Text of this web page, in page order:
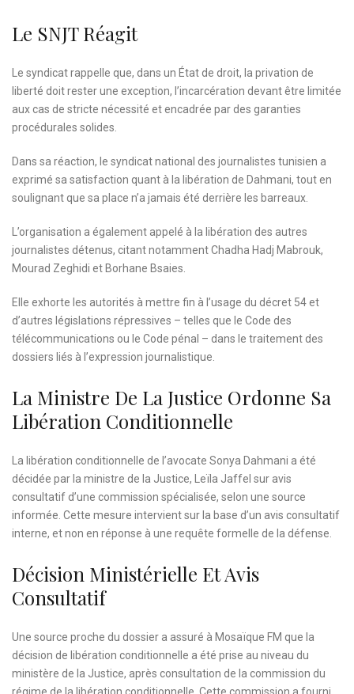
Le SNJT Réagit
Le syndicat rappelle que, dans un État de droit, la privation de
liberté doit rester une exception, l’incarcération devant être limitée
aux cas de stricte nécessité et encadrée par des garanties
procédurales solides.
Dans sa réaction, le syndicat national des journalistes tunisien a
exprimé sa satisfaction quant à la libération de Dahmani, tout en
soulignant que sa place n’a jamais été derrière les barreaux.
L’organisation a également appelé à la libération des autres
journalistes détenus, citant notamment Chadha Hadj Mabrouk,
Mourad Zeghidi et Borhane Bsaies.
Elle exhorte les autorités à mettre fin à l’usage du décret 54 et
d’autres législations répressives – telles que le Code des
télécommunications ou le Code pénal – dans le traitement des
dossiers liés à l’expression journalistique.
La Ministre De La Justice Ordonne Sa
Libération Conditionnelle
La libération conditionnelle de l’avocate Sonya Dahmani a été
décidée par la ministre de la Justice, Leïla Jaffel sur avis
consultatif d’une commission spécialisée, selon une source
informée. Cette mesure intervient sur la base d’un avis consultatif
interne, et non en réponse à une requête formelle de la défense.
Décision Ministérielle Et Avis
Consultatif
Une source proche du dossier a assuré à Mosaïque FM que la
décision de libération conditionnelle a été prise au niveau du
ministère de la Justice, après consultation de la commission du
régime de la libération conditionnelle. Cette commission a fourni